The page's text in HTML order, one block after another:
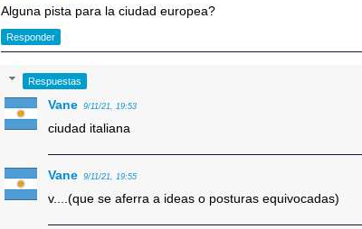
Alguna pista para la ciudad europea?
Responder
Respuestas
Vane 9/11/21, 19:53
ciudad italiana
Vane 9/11/21, 19:55
v....(que se aferra a ideas o posturas equivocadas)